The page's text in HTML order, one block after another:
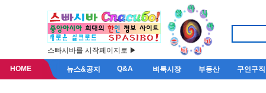
스빠시바를 시작페이지로 ▶
HOME 뉴스&공지 Q&A 벼룩시장 부동산 구인구직